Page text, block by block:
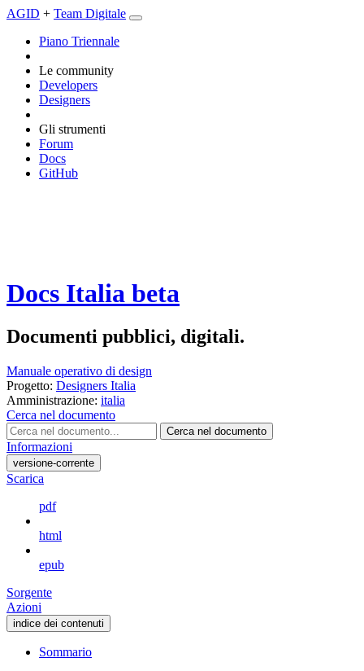
AGID + Team Digitale
Piano Triennale
Le community
Developers
Designers
Gli strumenti
Forum
Docs
GitHub
Docs Italia beta
Documenti pubblici, digitali.
Manuale operativo di design
Progetto: Designers Italia
Amministrazione: italia
Cerca nel documento
Cerca nel documento
Informazioni
versione-corrente
Scarica
pdf
html
epub
Sorgente
Azioni
indice dei contenuti
Sommario